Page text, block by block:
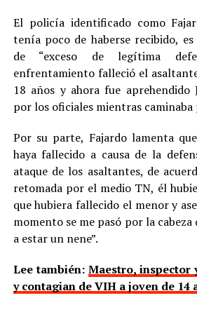
El policía identificado como
tenía poco de haberse recibido, es
de “exceso de legítima
enfrentamiento falleció el
18 años y ahora fue
por los oficiales mientras caminaba
Por su parte, Fajardo lamenta
haya fallecido a causa de la
ataque de los asaltantes, de
retomada por el medio TN, él
que hubiera fallecido el menor y
momento se me pasó por la
a estar un nene”.
Lee también: Maestro, inspector
y contagian de VIH a joven de 14